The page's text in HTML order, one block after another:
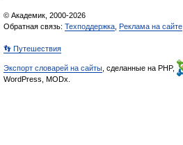
© Академик, 2000-2026
Обратная связь: Техподдержка Реклама на сайте
👣 Путешествия
Экспорт словарей на сайты , сделанные на PHP,
WordPress, MODx.